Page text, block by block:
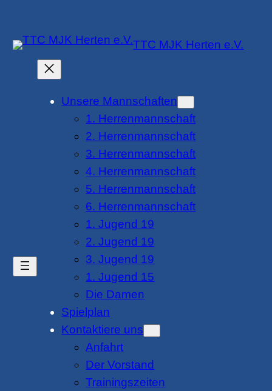
springen
TTC MJK Herten e.V.
Unsere Mannschaften
1. Herrenmannschaft
2. Herrenmannschaft
3. Herrenmannschaft
4. Herrenmannschaft
5. Herrenmannschaft
6. Herrenmannschaft
1. Jugend 19
2. Jugend 19
3. Jugend 19
1. Jugend 15
Die Damen
Spielplan
Kontaktiere uns
Anfahrt
Der Vorstand
Trainingszeiten